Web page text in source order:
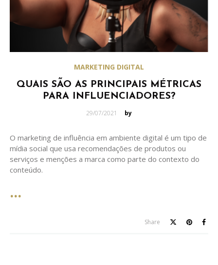
MARKETING DIGITAL
QUAIS SÃO AS PRINCIPAIS MÉTRICAS
PARA INFLUENCIADORES?
Posted
29/07/2021 by
O marketing de influência em ambiente digital é um tipo de
mídia social que usa recomendações de produtos ou
serviços e menções a marca como parte do contexto do
conteúdo.
Share